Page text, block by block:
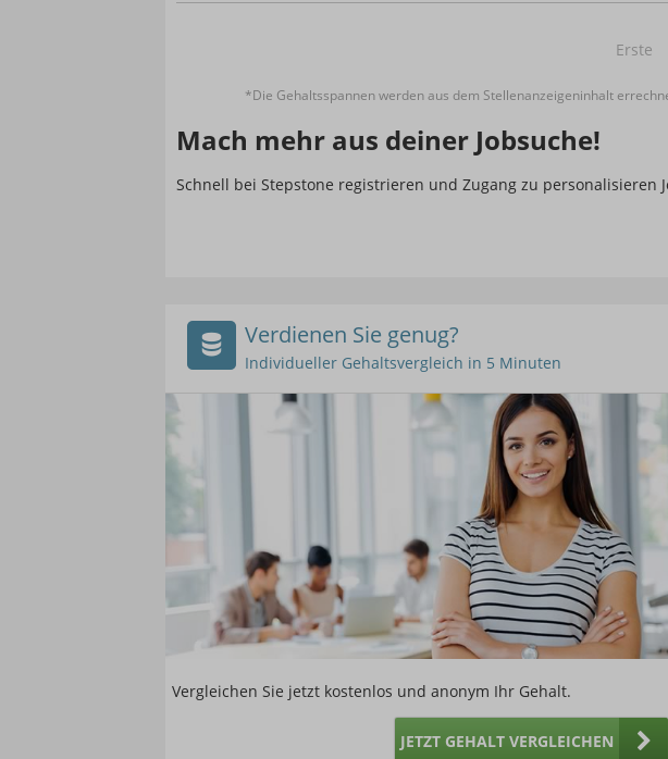
Erste
*Die Gehaltsspannen werden aus dem Stellenanzeigeninhalt
Mach mehr aus deiner Jobsuche!
Schnell bei Stepstone registrieren und Zugang zu
Verdienen Sie genug?
Individueller Gehaltsvergleich in 5 Minuten
Vergleichen Sie jetzt kostenlos und anonym Ihr Gehalt.
JETZT GEHALT VERGLEICHEN